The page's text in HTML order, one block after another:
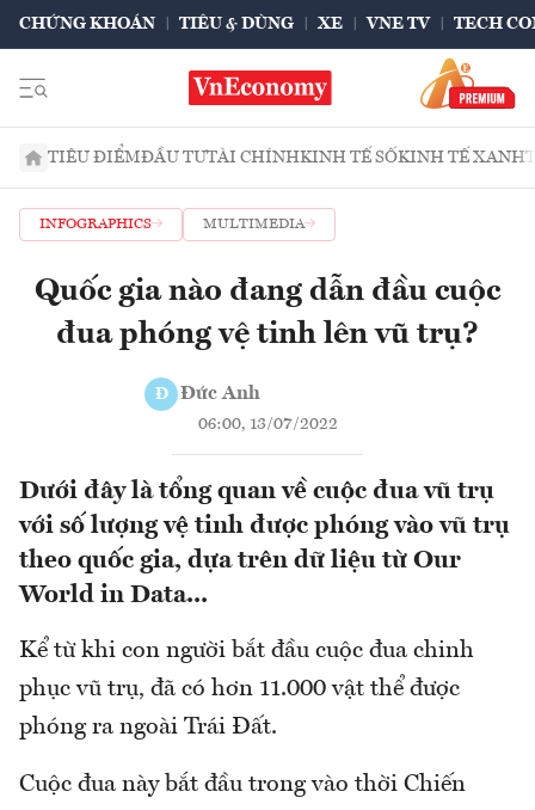
CHỨNG KHOÁN TIÊU & DÙNG XE VNE TV TECH
TIÊU ĐIỂMĐẦU TƯTÀI CHÍNHKINH TẾ SỐKINH TẾ XANH
INFOGRAPHICS MULTIMEDIA
Quốc gia nào đang dẫn đầu cuộc
đua phóng vệ tinh lên vũ trụ?
Đ Đức Anh
06:00, 13/07/2022
Dưới đây là tổng quan về cuộc đua vũ trụ
với số lượng vệ tinh được phóng vào vũ trụ
theo quốc gia, dựa trên dữ liệu từ Our
World in Data...
Kể từ khi con người bắt đầu cuộc đua chinh
phục vũ trụ, đã có hơn 11.000 vật thể được
phóng ra ngoài Trái Đất.
Cuộc đua này bắt đầu trong vào thời Chiến